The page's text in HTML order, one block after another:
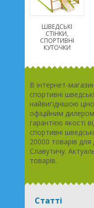
ШВЕДСЬКІ
СТІНКИ,
СПОРТИВНІ
КУТОЧКИ
В інтернет-
спортивні
найвигіднішою
офіційним
гарантією якості
спортивні
20000 товарів
Славутичу.
товарів.
Статті